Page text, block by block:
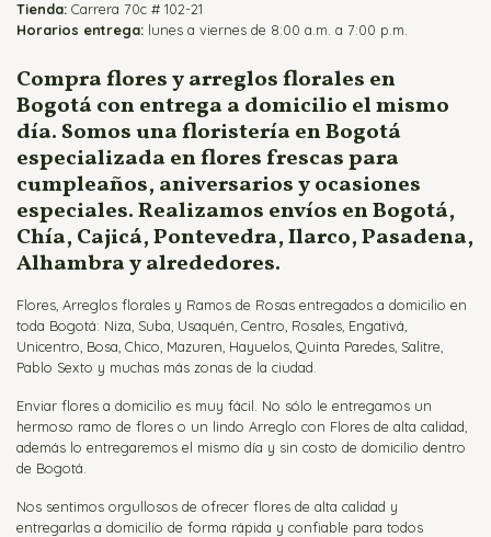
Flores Fúnebres
Flores para Matrimonio
Flores para Nacimientos
Ramos para Aniversario
Tienda: Carrera 70c # 102-21
Horarios entrega: lunes a viernes de 8:00 a.m. a 7:00 p.m.
Compra flores y arreglos florales en
Bogotá con entrega a domicilio el mismo
día. Somos una floristería en Bogotá
especializada en flores frescas para
cumpleaños, aniversarios y ocasiones
especiales. Realizamos envíos en Bogotá,
Chía, Cajicá, Pontevedra, Ilarco, Pasadena,
Alhambra y alrededores.
Flores, Arreglos florales y Ramos de Rosas entregados a domicilio en
toda Bogotá: Niza, Suba, Usaquén, Centro, Rosales, Engativá,
Unicentro, Bosa, Chico, Mazuren, Hayuelos, Quinta Paredes, Salitre,
Pablo Sexto y muchas más zonas de la ciudad.
Enviar flores a domicilio es muy fácil. No sólo le entregamos un
hermoso ramo de flores o un lindo Arreglo con Flores de alta calidad,
además lo entregaremos el mismo día y sin costo de domicilio dentro
de Bogotá.
Nos sentimos orgullosos de ofrecer flores de alta calidad y
entregarlas a domicilio de forma rápida y confiable para todos